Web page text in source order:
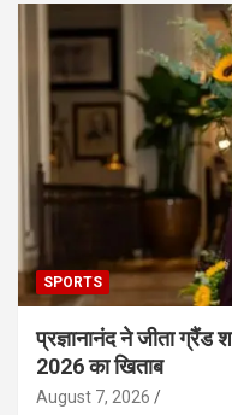
SPORTS
प्रज्ञानानंद ने जीता
2026 का खिताब
August 7, 2026